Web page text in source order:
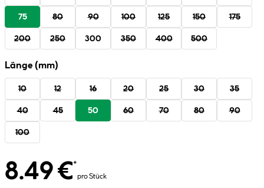
75 80 90 100 125 150 175
200 250 300 350 400 500
Länge (mm)
10 12 16 20 25 30 35
40 45 50 60 70 80 90
100
8.49 €*
pro Stück